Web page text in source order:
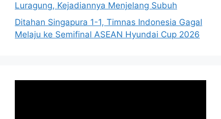
Luragung, Kejadiannya Menjelang Subuh
Ditahan Singapura 1-1, Timnas Indonesia Gagal
Melaju ke Semifinal ASEAN Hyundai Cup 2026